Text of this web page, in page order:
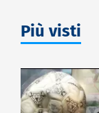
Più visti